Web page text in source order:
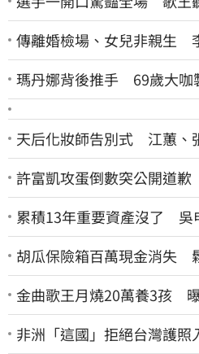
傳離婚檢場、女兒非親生
瑪丹娜背後推手 69歲大咖
天后化妝師告別式 江蕙、
許富凱攻蛋倒數突公開道
累積13年重要資產沒了 吳
胡瓜保險箱百萬現金消失
金曲歌王月燒20萬養3孩
非洲「這國」拒絕台灣護